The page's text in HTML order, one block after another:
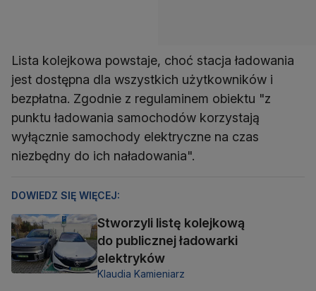
Lista kolejkowa powstaje, choć stacja ładowania
jest dostępna dla wszystkich użytkowników i
bezpłatna. Zgodnie z regulaminem obiektu "z
punktu ładowania samochodów korzystają
wyłącznie samochody elektryczne na czas
niezbędny do ich naładowania".
DOWIEDZ SIĘ WIĘCEJ:
Stworzyli listę kolejkową
do publicznej ładowarki
elektryków
Klaudia Kamieniarz